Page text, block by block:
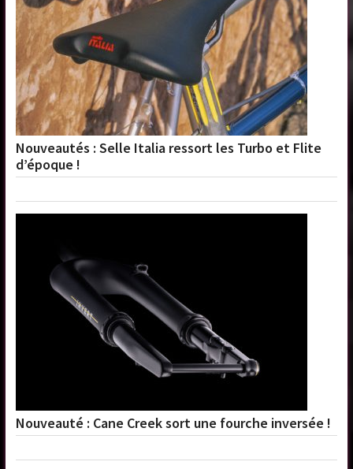
Nouveautés : Selle Italia ressort les Turbo et Flite
d’époque !
Nouveauté : Cane Creek sort une fourche inversée !